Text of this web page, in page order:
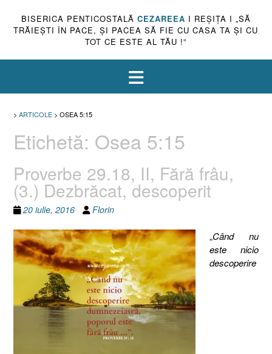
BISERICA PENTICOSTALĂ CEZAREEA I REŞIŢA I „SĂ
TRĂIEŞTI ÎN PACE, ŞI PACEA SĂ FIE CU CASA TA ŞI CU
TOT CE ESTE AL TĂU !”
> ARTICOLE > OSEA 5:15
Etichetă: Osea 5:15
Proverbe 29.18, II, Fără frâu,
(3.) Dezbrăcat, descoperit
20 iulie, 2016 Florin
„Când nu
este nicio
descoperire